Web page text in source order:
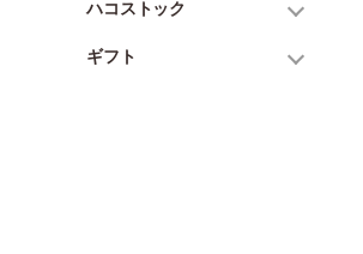
ハコストック
ギフト